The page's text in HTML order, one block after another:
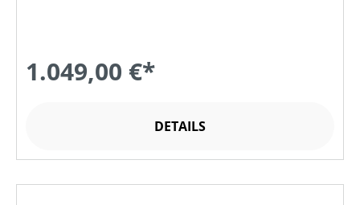
1.049,00 €*
DETAILS